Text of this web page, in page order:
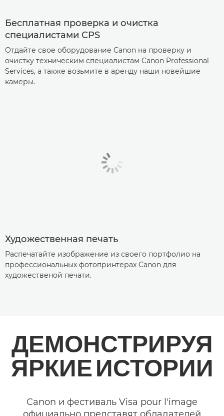
Бесплатная проверка и очистка
специалистами CPS
Отдайте свое оборудование Canon на проверку и
очистку техническим специалистам Canon Professional
Services, а также возьмите в аренду наши новейшие
камеры.
Художественная печать
Распечатайте изображение из своего портфолио на
профессиональных фотопринтерах Canon для
художественой печати.
ДЕМОНСТРИРУЯ
ЯРКИЕ ИСТОРИИ
Canon и фестиваль Visa pour l'image